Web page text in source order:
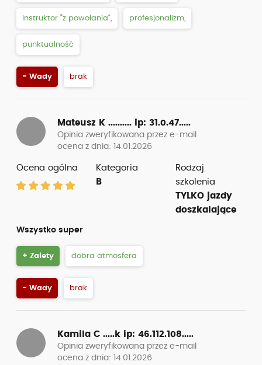
instruktor “z powołania”, profesjonalizm,
punktualność
- Wady brak
Mateusz K .......... ip: 31.0.47.....
Opinia zweryfikowana przez e-mail
ocena z dnia: 14.01.2026
Ocena ogólna
Kategoria
B
Rodzaj
szkolenia
TYLKO jazdy
doszkalające
Wszystko super
+ Zalety dobra atmosfera
- Wady brak
Kamila C .....k ip: 46.112.108.....
Opinia zweryfikowana przez e-mail
ocena z dnia: 14.01.2026